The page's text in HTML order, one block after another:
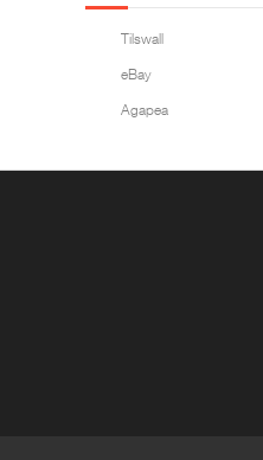
Tilswall
eBay
Agapea